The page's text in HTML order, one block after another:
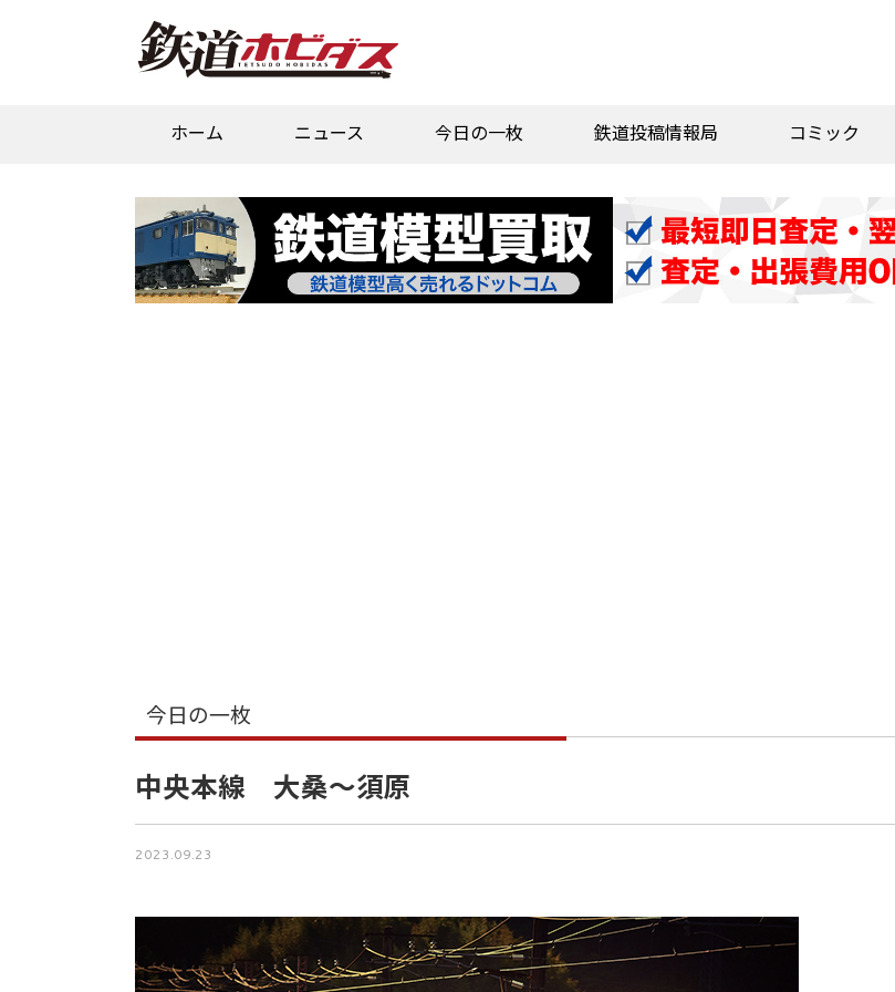
ホーム ニュース 今日の一枚 鉄道投稿情報局 コミック
今日の一枚
中央本線 大桑〜須原
2023.09.23